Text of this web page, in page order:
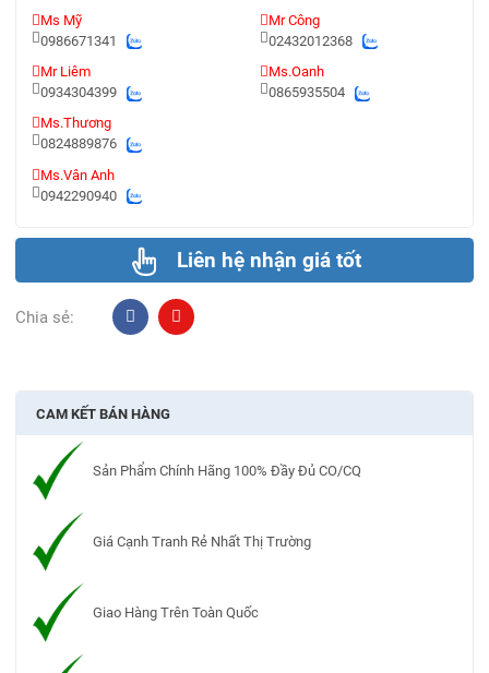
Ms Mỹ
0986671341
Mr Liêm
0934304399
Ms.Thương
0824889876
Ms.Vân Anh
0942290940
Mr Công
02432012368
Ms.Oanh
0865935504
Liên hệ nhận giá tốt
Chia sẻ:
CAM KẾT BÁN HÀNG
Sản Phẩm Chính Hãng 100% Đầy Đủ CO/CQ
Giá Cạnh Tranh Rẻ Nhất Thị Trường
Giao Hàng Trên Toàn Quốc